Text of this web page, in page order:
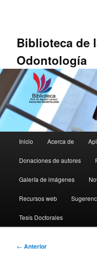
Biblioteca de
Odontología
principal
Inicio Acerca de
Donaciones de autores
Galería de imágenes
Recursos web
Tesis Doctorales
Navegación
← Anterior